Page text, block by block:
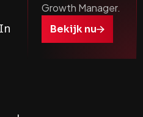
Growth Manager.
Bekijk nu